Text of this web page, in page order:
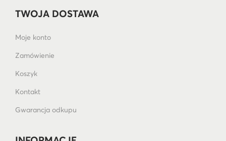
TWOJA DOSTAWA
Moje konto
Zamówienie
Koszyk
Kontakt
Gwarancja odkupu